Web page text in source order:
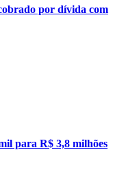
por dívida com
para R$ 3,8 milhões